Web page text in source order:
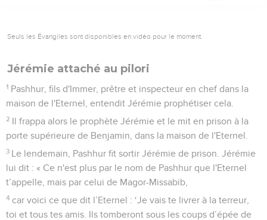
Seuls les Évangiles sont disponibles en vidéo pour le moment.
Jérémie attaché au pilori
1 Pashhur, fils d'Immer, prêtre et inspecteur en chef dans la
maison de l'Eternel, entendit Jérémie prophétiser cela.
2 Il frappa alors le prophète Jérémie et le mit en prison à la
porte supérieure de Benjamin, dans la maison de l'Eternel.
3 Le lendemain, Pashhur fit sortir Jérémie de prison. Jérémie
lui dit : « Ce n'est plus par le nom de Pashhur que l'Eternel
t’appelle, mais par celui de Magor-Missabib,
4 car voici ce que dit l’Eternel : ‘Je vais te livrer à la terreur,
toi et tous tes amis. Ils tomberont sous les coups d’épée de